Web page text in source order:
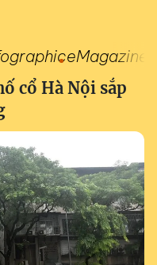
eMagazine
cổ Hà Nội sắp